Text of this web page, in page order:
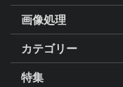
画像処理
カテゴリー
特集